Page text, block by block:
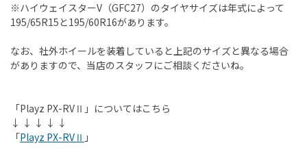
※ハイウェイスターV（GFC27）のタイヤサイズは年式によって
195/65R15と195/60R16があります。
なお、社外ホイールを装着していると上記のサイズと異なる場合
がありますので、当店のスタッフにご相談くださいね。
「Playz PX-RVⅡ」についてはこちら
↓ ↓ ↓ ↓ ↓
「Playz PX-RVⅡ 」